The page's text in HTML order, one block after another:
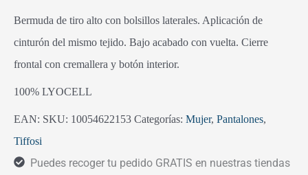
Bermuda de tiro alto con bolsillos laterales. Aplicación de
cinturón del mismo tejido. Bajo acabado con vuelta. Cierre
frontal con cremallera y botón interior.
100% LYOCELL
EAN: SKU: 10054622153 Categorías: Mujer, Pantalones,
Tiffosi
Puedes recoger tu pedido GRATIS en nuestras tiendas